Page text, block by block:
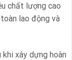
chất lượng cao
lao động và
khi xây dựng hoàn